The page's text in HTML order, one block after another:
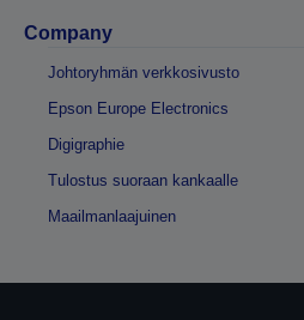
Company
Johtoryhmän verkkosivusto
Epson Europe Electronics
Digigraphie
Tulostus suoraan kankaalle
Maailmanlaajuinen